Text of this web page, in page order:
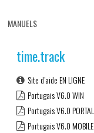
MANUELS
time.track
Site d’aide EN LIGNE
Portugais V6.0 WIN
Portugais V6.0 PORTAL
Portugais V6.0 MOBILE